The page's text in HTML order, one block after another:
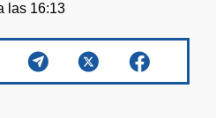
las 16:13